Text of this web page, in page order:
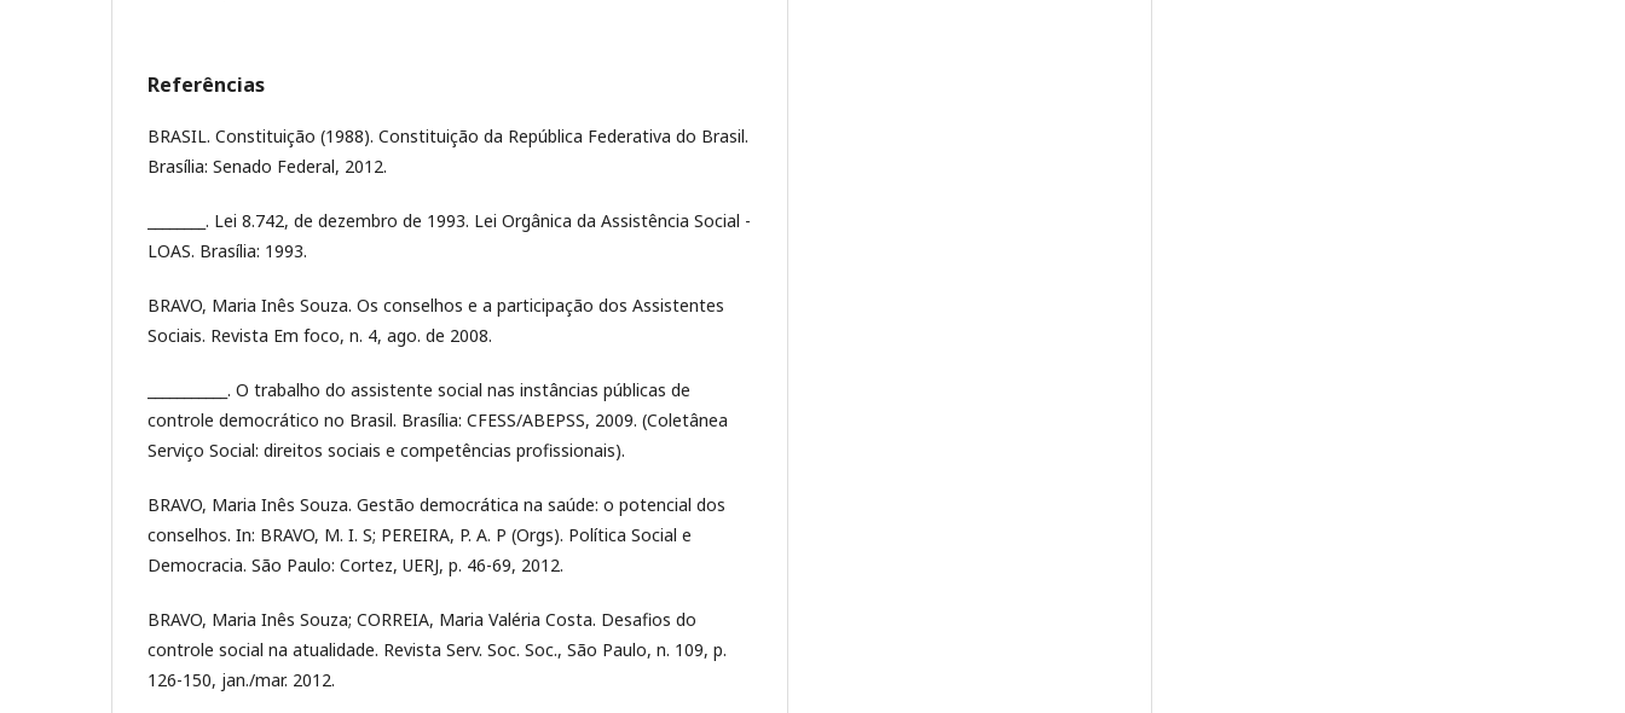
Referências
BRASIL. Constituição (1988). Constituição da República Federativa do Brasil.
Brasília: Senado Federal, 2012.
________. Lei 8.742, de dezembro de 1993. Lei Orgânica da Assistência Social -
LOAS. Brasília: 1993.
BRAVO, Maria Inês Souza. Os conselhos e a participação dos Assistentes
Sociais. Revista Em foco, n. 4, ago. de 2008.
___________. O trabalho do assistente social nas instâncias públicas de
controle democrático no Brasil. Brasília: CFESS/ABEPSS, 2009. (Coletânea
Serviço Social: direitos sociais e competências profissionais).
BRAVO, Maria Inês Souza. Gestão democrática na saúde: o potencial dos
conselhos. In: BRAVO, M. I. S; PEREIRA, P. A. P (Orgs). Política Social e
Democracia. São Paulo: Cortez, UERJ, p. 46-69, 2012.
BRAVO, Maria Inês Souza; CORREIA, Maria Valéria Costa. Desafios do
controle social na atualidade. Revista Serv. Soc. Soc., São Paulo, n. 109, p.
126-150, jan./mar. 2012.